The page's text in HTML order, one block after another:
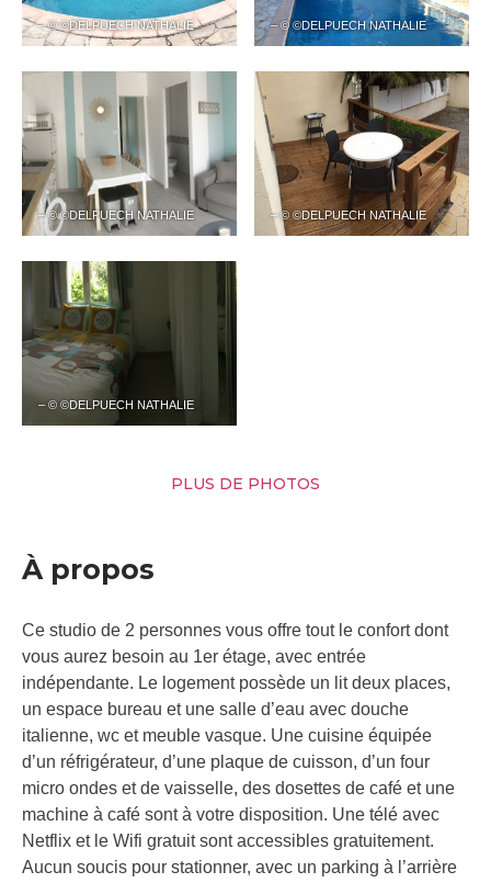
– © ©DELPUECH NATHALIE – © ©DELPUECH NATHALIE
– © ©DELPUECH NATHALIE – © ©DELPUECH NATHALIE
– © ©DELPUECH NATHALIE
PLUS DE PHOTOS
À propos
Ce studio de 2 personnes vous offre tout le confort dont
vous aurez besoin au 1er étage, avec entrée
indépendante. Le logement possède un lit deux places,
un espace bureau et une salle d’eau avec douche
italienne, wc et meuble vasque. Une cuisine équipée
d’un réfrigérateur, d’une plaque de cuisson, d’un four
micro ondes et de vaisselle, des dosettes de café et une
machine à café sont à votre disposition. Une télé avec
Netflix et le Wifi gratuit sont accessibles gratuitement.
Aucun soucis pour stationner, avec un parking à l’arrière